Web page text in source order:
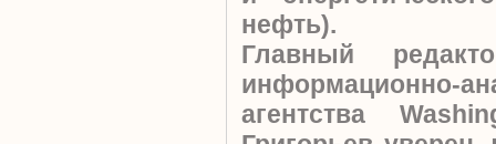
нефть).
Главный
информационно-
агентства